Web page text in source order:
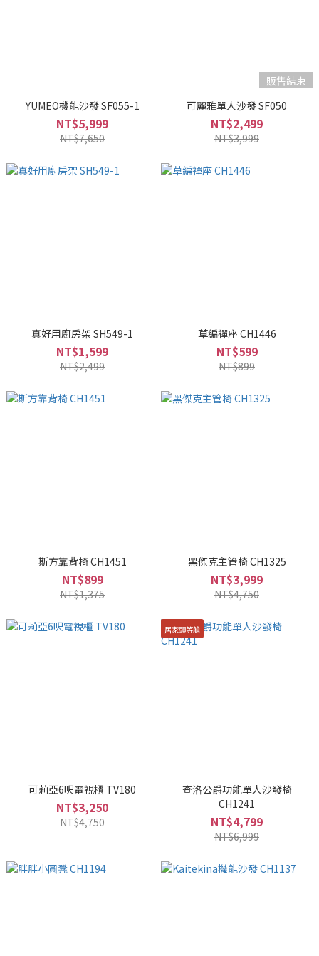
YUMEO機能沙發 SF055-1
NT$5,999
NT$7,650
販售結束
可麗雅單人沙發 SF050
NT$2,499
NT$3,999
真好用廚房架 SH549-1
NT$1,599
NT$2,499
草編禪座 CH1446
NT$599
NT$899
斯方靠背椅 CH1451
NT$899
NT$1,375
黑傑克主管椅 CH1325
NT$3,999
NT$4,750
可莉亞6呎電視櫃 TV180
NT$3,250
NT$4,750
居家頭等艙
查洛公爵功能單人沙發椅
CH1241
NT$4,799
NT$6,999